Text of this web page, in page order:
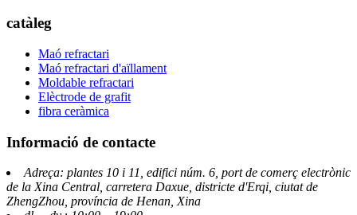
catàleg
Maó refractari
Maó refractari d'aïllament
Moldable refractari
Elèctrode de grafit
fibra ceràmica
Informació de contacte
Adreça: plantes 10 i 11, edifici núm. 6, port de comerç electrònic
de la Xina Central, carretera Daxue, districte d'Erqi, ciutat de
ZhengZhou, província de Henan, Xina